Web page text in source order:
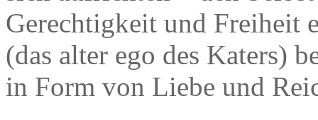
Gerechtigkeit und Freiheit
(das alter ego des Katers)
in Form von Liebe und